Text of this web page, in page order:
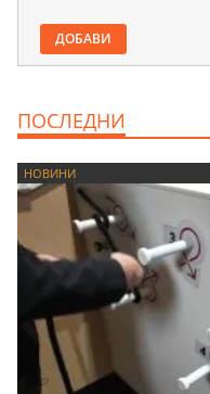
ДОБАВИ
ПОСЛЕДНИ
НОВИНИ